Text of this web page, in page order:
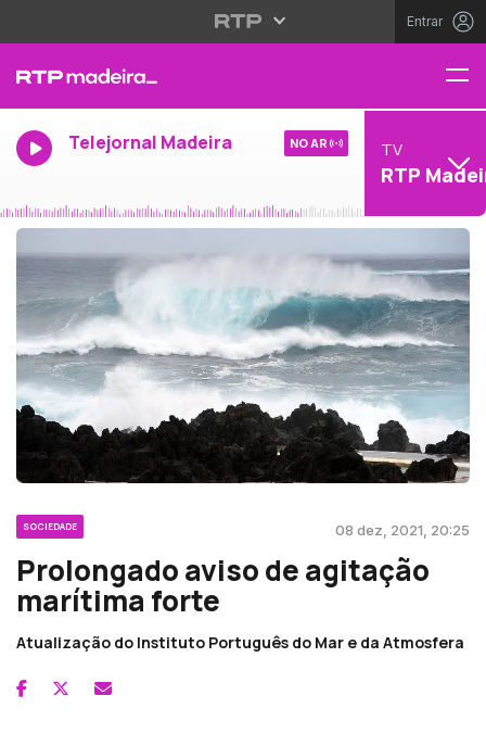
Entrar
Telejornal Madeira NO AR TV
RTP
SOCIEDADE 08 dez, 2021, 20:25
Prolongado aviso de agitação
marítima forte
Atualização do Instituto Português do Mar e da Atmosfera